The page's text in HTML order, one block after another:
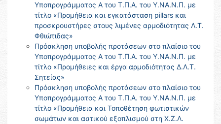
Υποπρογράμματος Α του Τ.Π.Α. του Υ.ΝΑ.Ν.Π. με
τίτλο «Προμήθεια και εγκατάσταση pillars και
προσκρουστήρες στους λιμένες αρμοδιότητας Λ.Τ.
Φθιώτιδας»
Πρόσκληση υποβολής προτάσεων στο πλαίσιο του
Υποπρογράμματος Α του Τ.Π.Α. του Υ.ΝΑ.Ν.Π. με
τίτλο «Προμήθειες και έργα αρμοδιότητας Δ.Λ.Τ.
Σητείας»
Πρόσκληση υποβολής προτάσεων στο πλαίσιο του
Υποπρογράμματος Α του Τ.Π.Α. του Υ.ΝΑ.Ν.Π. με
τίτλο «Προμήθεια και Τοποθέτηση φωτιστικών
σωμάτων και αστικού εξοπλισμού στη Χ.Ζ.Λ.